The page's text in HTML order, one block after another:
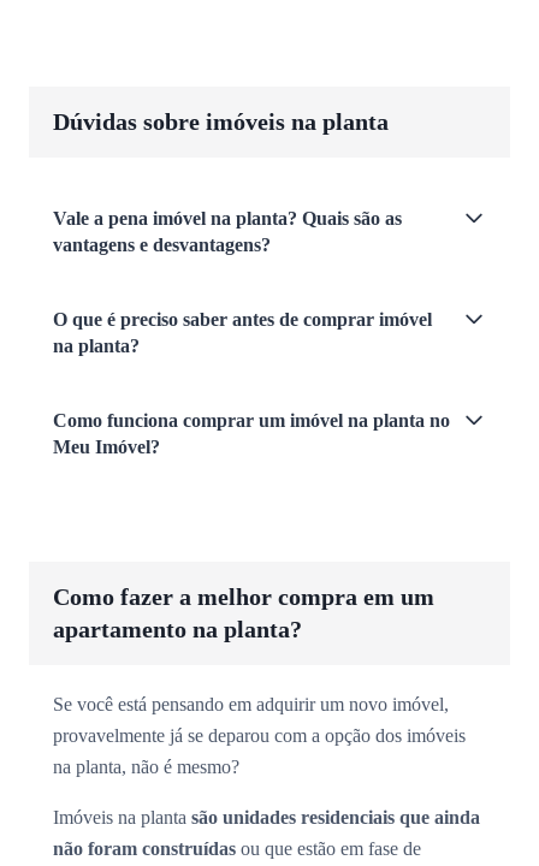
Dúvidas sobre imóveis na planta
Vale a pena imóvel na planta? Quais são as
vantagens e desvantagens?
O que é preciso saber antes de comprar imóvel
na planta?
Como funciona comprar um imóvel na planta no
Meu Imóvel?
Como fazer a melhor compra em um
apartamento na planta?
Se você está pensando em adquirir um novo imóvel,
provavelmente já se deparou com a opção dos imóveis
na planta, não é mesmo?
Imóveis na planta são unidades residenciais que ainda
não foram construídas ou que estão em fase de